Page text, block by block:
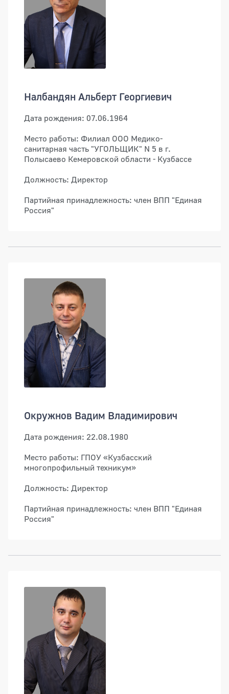
Налбандян Альберт Георгиевич
Дата рождения: 07.06.1964
Место работы: Филиал ООО Медико-
санитарная часть "УГОЛЬЩИК" N 5 в г.
Полысаево Кемеровской области - Кузбассе
Должность: Директор
Партийная принадлежность: член ВПП "Единая
Россия"
Окружнов Вадим Владимирович
Дата рождения: 22.08.1980
Место работы: ГПОУ «Кузбасский
многопрофильный техникум»
Должность: Директор
Партийная принадлежность: член ВПП "Единая
Россия"